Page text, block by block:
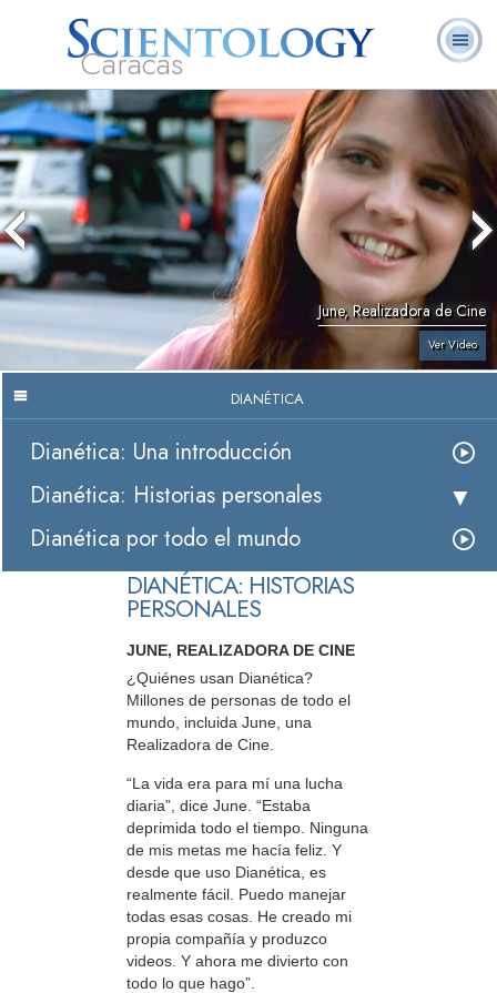
Caracas
L. Ronald
Hubbard
¿Qué es
Scientology?
Ministros
Voluntarios
Preguntas
Frecuentes
Libros
June, Realizadora de Cine
Ver Video
DIANÉTICA
Dianética: Una introducción
Dianética: Historias personales
Dianética por todo el mundo
DIANÉTICA: HISTORIAS
PERSONALES
JUNE, REALIZADORA DE CINE
¿Quiénes usan Dianética?
Millones de personas de todo el
mundo, incluida June, una
Realizadora de Cine.
“La vida era para mí una lucha
diaria”, dice June. “Estaba
deprimida todo el tiempo. Ninguna
de mis metas me hacía feliz. Y
desde que uso Dianética, es
realmente fácil. Puedo manejar
todas esas cosas. He creado mi
propia compañía y produzco
videos. Y ahora me divierto con
todo lo que hago”.